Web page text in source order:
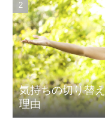
気持ちの切り替
理由